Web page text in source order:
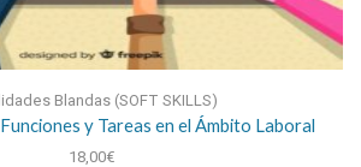
Blandas (SOFT SKILLS)
y Tareas en el Ámbito Laboral
18,00€